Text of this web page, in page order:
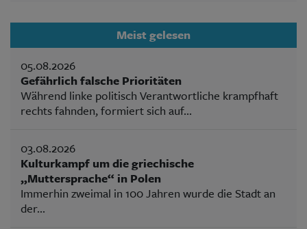
Meist gelesen
05.08.2026
Gefährlich falsche Prioritäten
Während linke politisch Verantwortliche krampfhaft
rechts fahnden, formiert sich auf...
03.08.2026
Kulturkampf um die griechische
„Muttersprache“ in Polen
Immerhin zweimal in 100 Jahren wurde die Stadt an
der...